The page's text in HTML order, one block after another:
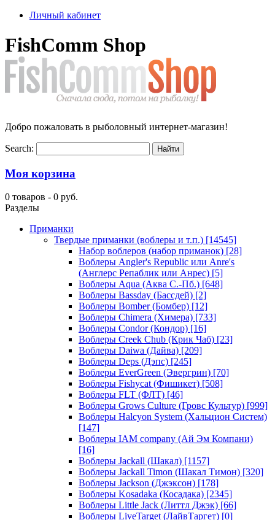
Личный кабинет
FishComm Shop
Добро пожаловать в рыболовный интернет-магазин!
Search:
Моя корзина
0 товаров - 0 руб.
Разделы
Приманки
Твердые приманки (воблеры и т.п.) [14545]
Набор воблеров (набор приманок) [28]
Воблеры Angler's Republic или Anre's
(Англерс Репаблик или Анрес) [5]
Воблеры Aqua (Аква С.-Пб.) [648]
Воблеры Bassday (Бассдей) [2]
Воблеры Bomber (Бомбер) [12]
Воблеры Chimera (Химера) [733]
Воблеры Condor (Кондор) [16]
Воблеры Creek Chub (Крик Чаб) [23]
Воблеры Daiwa (Дайва) [209]
Воблеры Deps (Дэпс) [245]
Воблеры EverGreen (Эвергрин) [70]
Воблеры Fishycat (Фишикет) [508]
Воблеры FLT (ФЛТ) [46]
Воблеры Grows Culture (Гровс Культур) [999]
Воблеры Halcyon System (Хальцион Систем)
[147]
Воблеры IAM company (Ай Эм Компани)
[16]
Воблеры Jackall (Шакал) [1157]
Воблеры Jackall Timon (Шакал Тимон) [320]
Воблеры Jackson (Джэксон) [178]
Воблеры Kosadaka (Косадака) [2345]
Воблеры Little Jack (Литтл Джэк) [66]
Воблеры LiveTarget (ЛайвТаргет) [0]